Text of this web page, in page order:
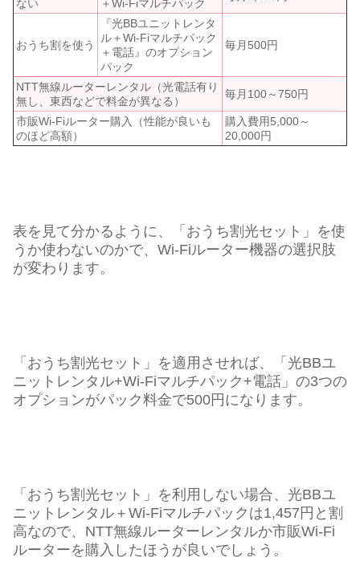
ない
＋Wi-Fiマルチパック
おうち割を使う
『光BBユニットレンタ
ル＋Wi-Fiマルチパック
＋電話』のオプション
パック
毎月500円
NTT無線ルーターレンタル（光電話有り
無し、東西などで料金が異なる）
毎月100～750円
市販Wi-Fiルーター購入（性能が良いも
のほど高額）
購入費用5,000～
20,000円
表を見て分かるように、「おうち割光セット」を使
うか使わないのかで、Wi-Fiルーター機器の選択肢
が変わります。
「おうち割光セット」を適用させれば、「光BBユ
ニットレンタル+Wi-Fiマルチパック+電話」の3つの
オプションがパック料金で500円になります。
「おうち割光セット」を利用しない場合、光BBユ
ニットレンタル＋Wi-Fiマルチパックは1,457円と割
高なので、NTT無線ルーターレンタルか市販Wi-Fi
ルーターを購入したほうが良いでしょう。